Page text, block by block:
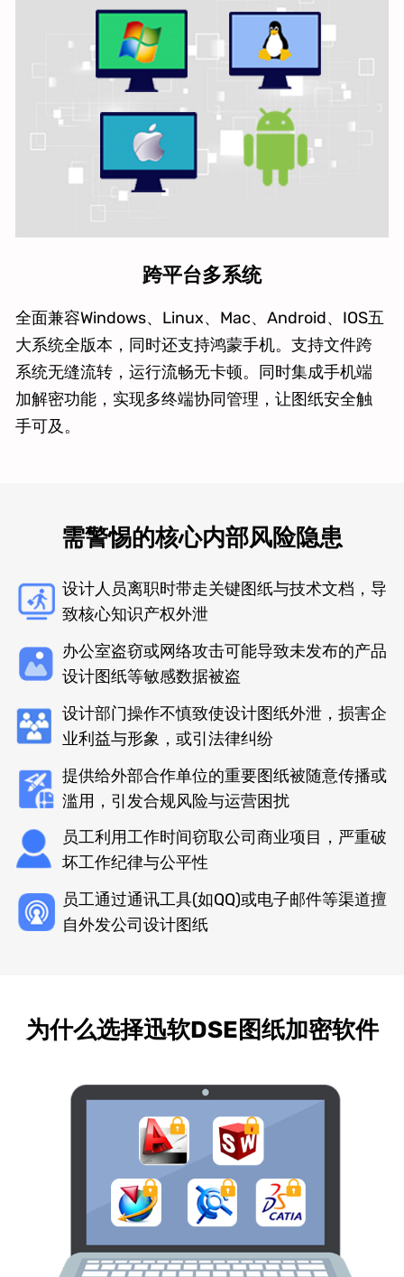
跨平台多系统
全面兼容Windows、Linux、Mac、Android、IOS五
大系统全版本，同时还支持鸿蒙手机。支持文件跨
系统无缝流转，运行流畅无卡顿。同时集成手机端
加解密功能，实现多终端协同管理，让图纸安全触
手可及。
需警惕的核心内部风险隐患
设计人员离职时带走关键图纸与技术文档，导
致核心知识产权外泄
办公室盗窃或网络攻击可能导致未发布的产品
设计图纸等敏感数据被盗
设计部门操作不慎致使设计图纸外泄，损害企
业利益与形象，或引法律纠纷
提供给外部合作单位的重要图纸被随意传播或
滥用，引发合规风险与运营困扰
员工利用工作时间窃取公司商业项目，严重破
坏工作纪律与公平性
员工通过通讯工具(如QQ)或电子邮件等渠道擅
自外发公司设计图纸
为什么选择迅软DSE图纸加密软件